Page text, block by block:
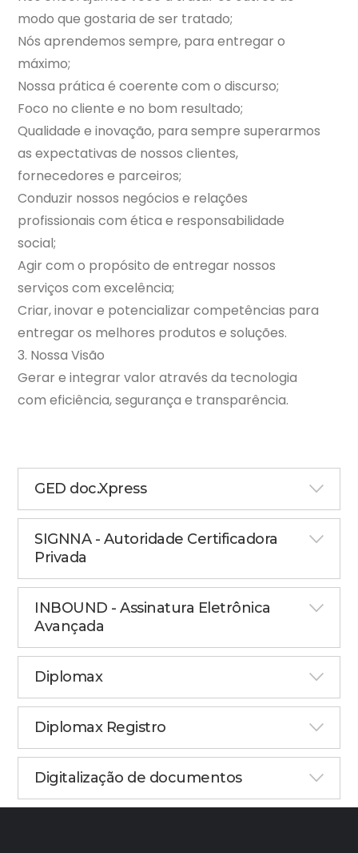
modo que gostaria de ser tratado;
Nós aprendemos sempre, para entregar o
máximo;
Nossa prática é coerente com o discurso;
Foco no cliente e no bom resultado;
Qualidade e inovação, para sempre superarmos
as expectativas de nossos clientes,
fornecedores e parceiros;
Conduzir nossos negócios e relações
profissionais com ética e responsabilidade
social;
Agir com o propósito de entregar nossos
serviços com excelência;
Criar, inovar e potencializar competências para
entregar os melhores produtos e soluções.
3. Nossa Visão
Gerar e integrar valor através da tecnologia
com eficiência, segurança e transparência.
GED doc.Xpress
SIGNNA - Autoridade Certificadora
Privada
INBOUND - Assinatura Eletrônica
Avançada
Diplomax
Diplomax Registro
Digitalização de documentos